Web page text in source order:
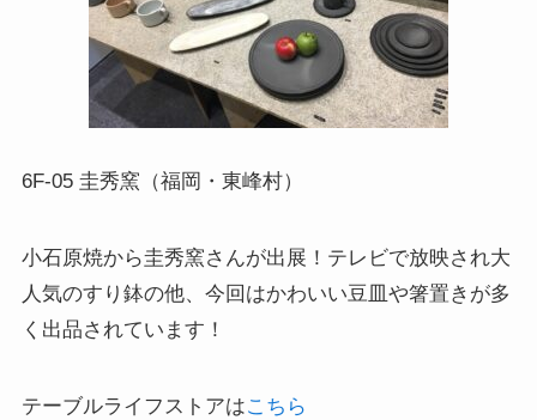
6F-05 圭秀窯（福岡・東峰村）
小石原焼から圭秀窯さんが出展！テレビで放映され大
人気のすり鉢の他、今回はかわいい豆皿や箸置きが多
く出品されています！
テーブルライフストアはこちら